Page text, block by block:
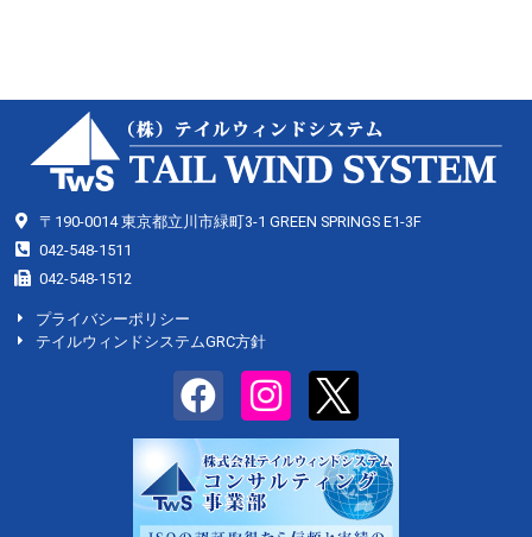
〒190-0014 東京都立川市緑町3-1 GREEN SPRINGS E1-3F
042-548-1511
042-548-1512
プライバシーポリシー
テイルウィンドシステムGRC方針